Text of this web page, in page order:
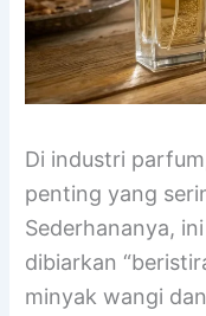
Di industri
penting yang
Sederhananya,
dibiarkan
minyak wangi